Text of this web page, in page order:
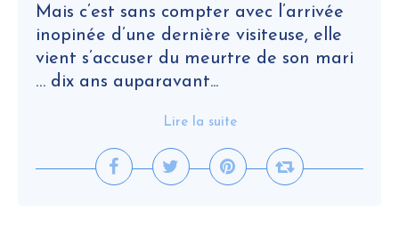
Mais c’est sans compter avec l’arrivée
inopinée d’une dernière visiteuse, elle
vient s’accuser du meurtre de son mari
… dix ans auparavant...
Lire la suite